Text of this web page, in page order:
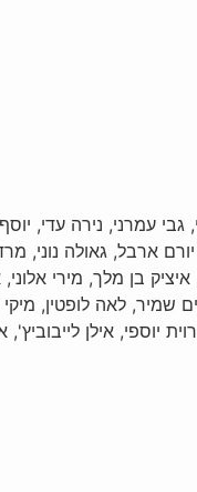
עמרני, נירה עדי,
ארבל, גאולה נוני,
בן מלך, מירי אלוני,
שמיר, לאה לופטין,
יוספי, אילן